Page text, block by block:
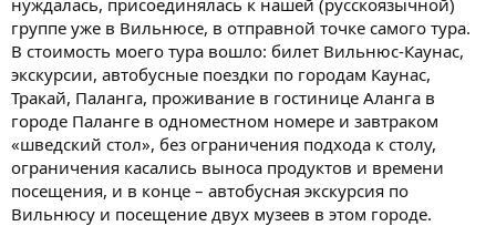
группе уже в Вильнюсе, в отправной точке самого тура.
В стоимость моего тура вошло: билет Вильнюс-Каунас,
экскурсии, автобусные поездки по городам Каунас,
Тракай, Паланга, проживание в гостинице Аланга в
городе Паланге в одноместном номере и завтраком
«шведский стол», без ограничения подхода к столу,
ограничения касались выноса продуктов и времени
посещения, и в конце – автобусная экскурсия по
Вильнюсу и посещение двух музеев в этом городе.